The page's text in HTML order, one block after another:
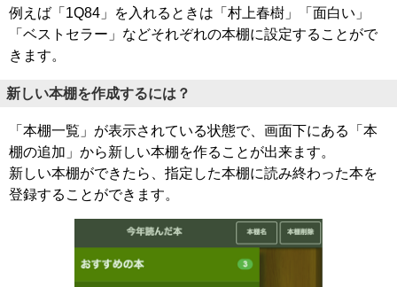
例えば「1Q84」を入れるときは「村上春樹」「面白い」
「ベストセラー」などそれぞれの本棚に設定することがで
きます。
新しい本棚を作成するには？
「本棚一覧」が表示されている状態で、画面下にある「本
棚の追加」から新しい本棚を作ることが出来ます。
新しい本棚ができたら、指定した本棚に読み終わった本を
登録することができます。